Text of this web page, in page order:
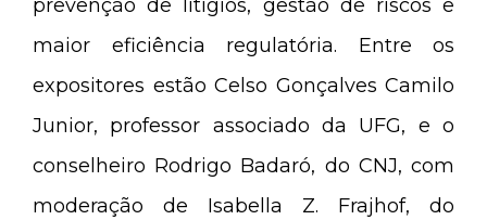
prevenção de litígios, gestão de riscos e
maior eficiência regulatória. Entre os
expositores estão Celso Gonçalves Camilo
Junior, professor associado da UFG, e o
conselheiro Rodrigo Badaró, do CNJ, com
moderação de Isabella Z. Frajhof, do